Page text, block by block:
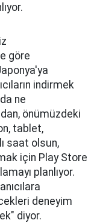
göre
indirmek
ne
önümüzdeki
tablet,
saat olsun,
için Play Store
planlıyor.
deneyim
diyor.